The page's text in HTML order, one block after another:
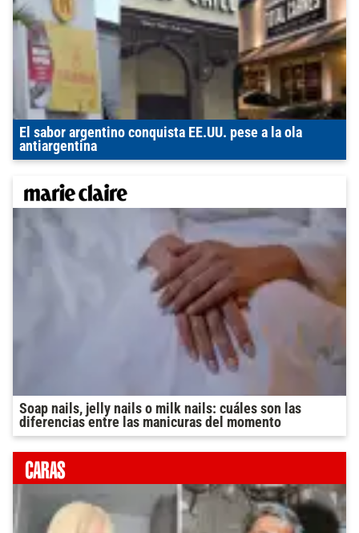
El sabor argentino conquista EE.UU. pese a la ola
antiargentina
Soap nails, jelly nails o milk nails: cuáles son las
diferencias entre las manicuras del momento